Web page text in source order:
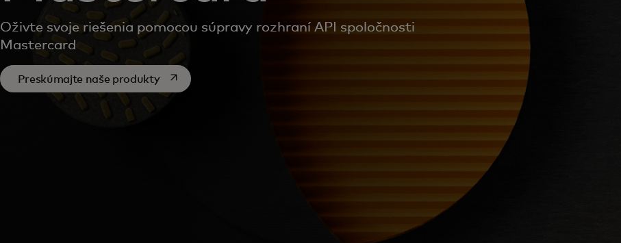
Oživte svoje riešenia pomocou súpravy rozhraní API spoločnosti
Mastercard
Preskúmajte naše produktyopens in a new tab